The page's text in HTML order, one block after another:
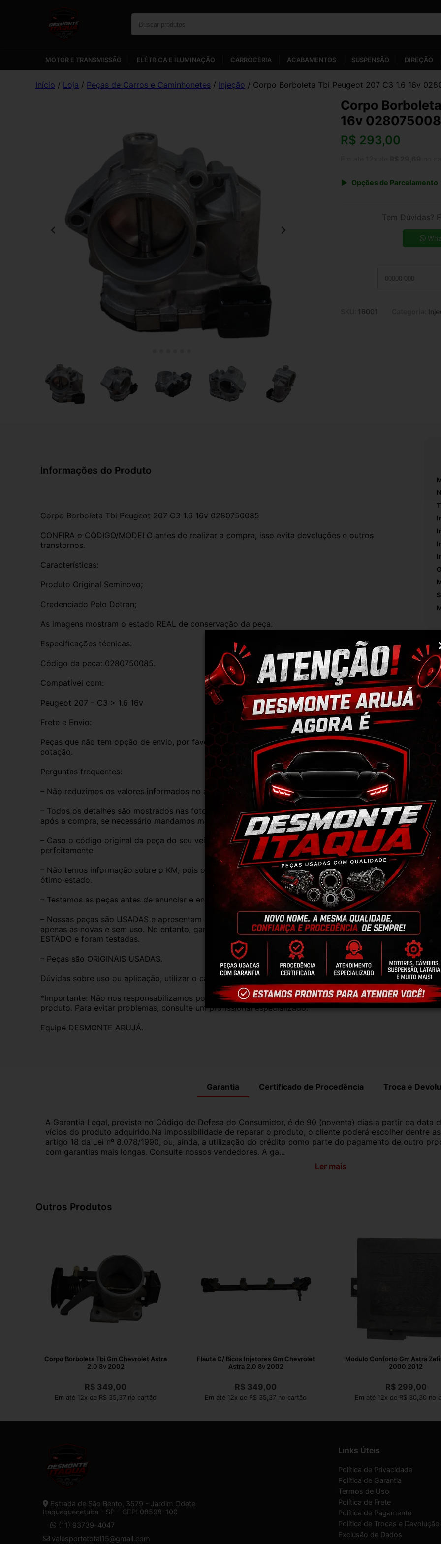
MOTOR E TRANSMISSÃO ELÉTRICA E ILUMINAÇÃO CARROCERIA ACABAMENTOS SUSPENSÃO DIREÇÃO
Início / Loja / Peças de Carros e Caminhonetes / Injeção / Corpo Borboleta Tbi Peugeot 207 C3 1.6 16v
Corpo
16v
R$ 293,00
Opções de Parcelamento
Tem Dúvidas?
16001
Informações do Produto
Corpo Borboleta Tbi Peugeot 207 C3 1.6 16v 0280750085
CONFIRA o CÓDIGO/MODELO antes de realizar a compra, isso evita devoluções e outros
transtornos.
Características:
Produto Original Seminovo;
Credenciado Pelo Detran;
As imagens mostram o estado REAL de conservação da peça.
Especificações técnicas:
Código da peça: 0280750085.
Compatível com:
Peugeot 207 – C3 > 1.6 16v
Frete e Envio:
Peças que não tem opção de envio, por favor deixar o CEP na área de perguntas para realizar
cotação.
Perguntas frequentes:
– Não reduzimos os valores informados no anúncio.
– Todos os detalhes são mostrados nas fotos do anúncio. Além disso, entramos em contato
após a compra, se necessário mandamos mais imagens e vídeos do produto!
– Caso o código original da peça do seu veículo seja o mesmo descrito no anúncio servirá
perfeitamente.
– Não temos informação sobre o KM, pois o veículo já foi desmontado. No entanto, estão em
ótimo estado.
– Testamos as peças antes de anunciar e enviar, elas funcionam perfeitamente.
– Nossas peças são USADAS e apresentam desgaste natural pelo tempo. Peças perfeitas são
apenas as novas e sem uso. No entanto, garantimos que nossas peças estão em BOM
ESTADO e foram testadas.
– Peças são ORIGINAIS USADAS.
Dúvidas sobre uso ou aplicação, utilizar o campo de perguntas;
*Importante: Não nos responsabilizamos por instalações inadequadas ou uso indevido do
produto. Para evitar problemas, consulte um profissional especializado.
Equipe DESMONTE ARUJÁ.
Garantia Certificado de Procedência Troca e
A Garantia Legal, prevista no Código de Defesa do Consumidor, é de 90 (noventa) dias a partir da
vícios do produto adquirido.Na impossibilidade de reparar o produto, o cliente poderá escolher dentre
artigo 18 da Lei nº 8.078/1990, ou, ainda, a utilização do crédito como parte do pagamento de outro
com garantias mais longas. Consulte nossos vendedores. A ga...
Ler mais
Outros Produtos
Corpo Borboleta Tbi Gm Chevrolet Astra
2.0 8v 2002
R$ 349,00
Em até 12x de R$ 35,37 no cartão
Flauta C/ Bicos Injetores Gm Chevrolet
Astra 2.0 8v 2002
R$ 349,00
Em até 12x de R$ 35,37 no cartão
Modulo Conforto Gm Astra
2000 2012
R$299,00
Em até 12x de R$ 30,30 no
Estrada de São Bento, 3579 - Jardim Odete
Itaquaquecetuba - SP - CEP: 08598-100
(11) 93739-4047
valesportetotal15@gmail.com
Links Úteis
Política de Privacidade
Política de Garantia
Termos de Uso
Política de Frete
Política de Pagamento
Política de Trocas e Devolução
Exclusão de Dados